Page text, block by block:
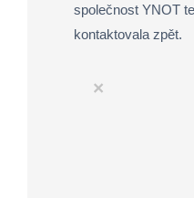
společnost YNOT
kontaktovala zpět.
×